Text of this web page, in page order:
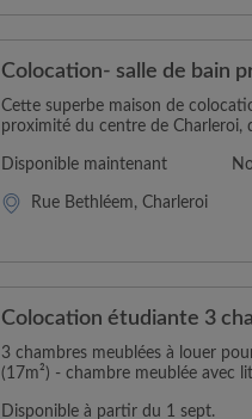
Colocation- salle de bain
Cette superbe maison de
proximité du centre de Charleroi,
Disponible maintenant
Rue Bethléem, Charleroi
Colocation étudiante 3
3 chambres meublées à louer
(17m²) - chambre meublée avec
Disponible à partir du 1 sept.